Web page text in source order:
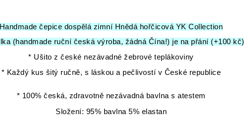
Handmade čepice dospělá zimní Hnědá hořčicová YK Collection
(handmade ruční česká výroba, žádná Čína!) je na přání (+100 kč)
* Ušito z české nezávadné žebrové teplákoviny
* Každý kus šitý ručně, s láskou a pečlivostí v České republice
* 100% česká, zdravotně nezávadná bavlna s atestem
Složení: 95% bavlna 5% elastan